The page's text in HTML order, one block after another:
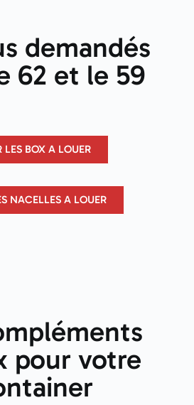
demandés
62 et le 59
LES BOX A LOUER
NACELLES A LOUER
pour votre